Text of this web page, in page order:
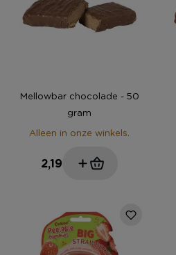
Mellowbar chocolade - 50
gram
Alleen in onze winkels.
2,19